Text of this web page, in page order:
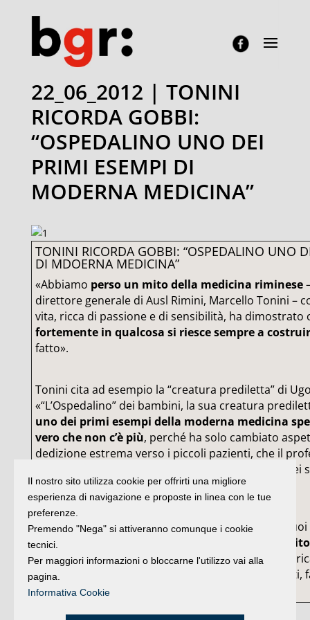
22_06_2012 | TONINI
RICORDA GOBBI:
“OSPEDALINO UNO DEI
PRIMI ESEMPI DI
MODERNA MEDICINA”
TONINI RICORDA GOBBI: “OSPEDALINO UNO
DI MDOERNA MEDICINA”
«Abbiamo perso un mito della medicina riminese
direttore generale di Ausl Rimini, Marcello Tonini –
vita, ricca di passione e di sensibilità, ha dimostrato
fortemente in qualcosa si riesce sempre a
fatto».
Tonini cita ad esempio la “creatura prediletta” di
«“L’Ospedalino” dei bambini, la sua creatura
uno dei primi esempi della moderna medicina
vero che non c’è più, perché ha solo cambiato
dedizione estrema verso i piccoli pazienti, che il
incarnato per anni, prosegue con l’applicazione dei
nelle nostre strutture».
Una immensa eredità quella che Gobbi lascia ai
pediatri, e
tutti noi, abbiamo per questo un
sicuro che dalla tranquillità della sua fortissima
suo scetticismo ci sprona dicendoci “andate avanti,
uomini”».
Il nostro sito utilizza cookie per offrirti una migliore
esperienza di navigazione e proposte in linea con le tue
preferenze.
Premendo "Nega" si attiveranno comunque i cookie
tecnici.
Per maggiori informazioni o bloccarne l'utilizzo vai alla
pagina.
Informativa Cookie